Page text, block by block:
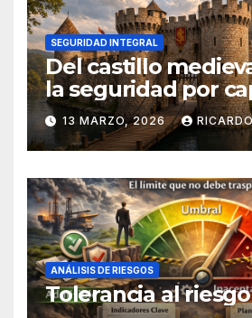
SEGURIDAD INTEGRAL
Del castillo
la seguridad por
13 MARZO, 2026
ANÁLISIS DE RIESGOS
Tolerancia al riesgo